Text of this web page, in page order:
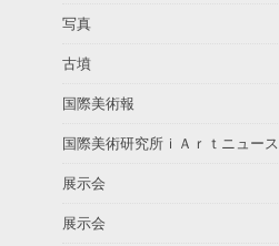
写真
古墳
国際美術報
国際美術研究所ｉＡｒｔニュース
展示会
展示会